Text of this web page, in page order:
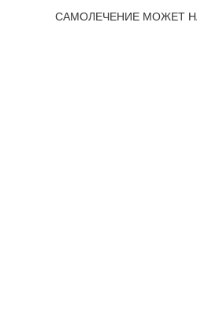
САМОЛЕЧЕНИЕ МОЖЕТ